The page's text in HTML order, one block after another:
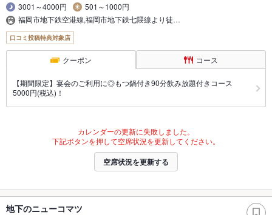
3001～4000円
501～1000円
福岡市地下鉄空港線,福岡市地下鉄七隈線より徒…
口コミ投稿特典対象店
クーポン コース
【期間限定】宴会のご利用に◎もつ鍋付き90分飲み放題付きコース
5000円(税込)！
カレンダーの更新に失敗しました。
下記ボタンを押して空席状況を更新してください。
空席状況を更新する
地下のニューコマツ